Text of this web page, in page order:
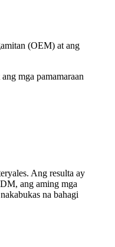
(OEM) at ang
mga pamamaraan
Ang resulta ay
ang aming mga
na bahagi